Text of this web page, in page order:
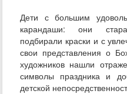
Дети с большим
карандаши: они
подбирали краски и с
свои представления о
художников нашли
символы праздника и
детской